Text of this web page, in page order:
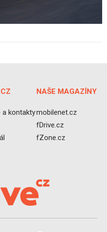
a kontakty
NAŠE MAGAZÍNY
mobilenet.cz
fDrive.cz
fZone.cz